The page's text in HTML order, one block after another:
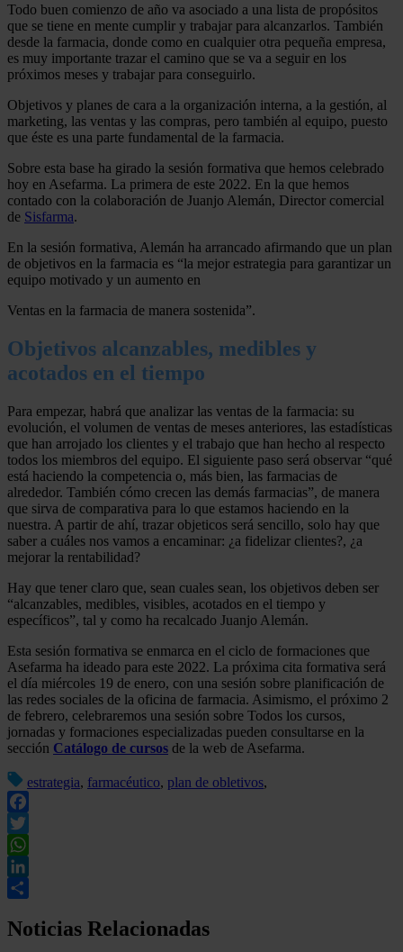
Todo buen comienzo de año va asociado a una lista de propósitos
que se tiene en mente cumplir y trabajar para alcanzarlos. También
desde la farmacia, donde como en cualquier otra pequeña empresa,
es muy importante trazar el camino que se va a seguir en los
próximos meses y trabajar para conseguirlo.
Objetivos y planes de cara a la organización interna, a la gestión, al
marketing, las ventas y las compras, pero también al equipo, puesto
que éste es una parte fundamental de la farmacia.
Sobre esta base ha girado la sesión formativa que hemos celebrado
hoy en Asefarma. La primera de este 2022. En la que hemos
contado con la colaboración de Juanjo Alemán, Director comercial
de Sisfarma.
En la sesión formativa, Alemán ha arrancado afirmando que un plan
de objetivos en la farmacia es “la mejor estrategia para garantizar un
equipo motivado y un aumento en
Ventas en la farmacia de manera sostenida”.
Objetivos alcanzables, medibles y
acotados en el tiempo
Para empezar, habrá que analizar las ventas de la farmacia: su
evolución, el volumen de ventas de meses anteriores, las estadísticas
que han arrojado los clientes y el trabajo que han hecho al respecto
todos los miembros del equipo. El siguiente paso será observar “qué
está haciendo la competencia o, más bien, las farmacias de
alrededor. También cómo crecen las demás farmacias”, de manera
que sirva de comparativa para lo que estamos haciendo en la
nuestra. A partir de ahí, trazar objeticos será sencillo, solo hay que
saber a cuáles nos vamos a encaminar: ¿a fidelizar clientes?, ¿a
mejorar la rentabilidad?
Hay que tener claro que, sean cuales sean, los objetivos deben ser
“alcanzables, medibles, visibles, acotados en el tiempo y
específicos”, tal y como ha recalcado Juanjo Alemán.
Esta sesión formativa se enmarca en el ciclo de formaciones que
Asefarma ha ideado para este 2022. La próxima cita formativa será
el día miércoles 19 de enero, con una sesión sobre planificación de
las redes sociales de la oficina de farmacia. Asimismo, el próximo 2
de febrero, celebraremos una sesión sobre Todos los cursos,
jornadas y formaciones especializadas pueden consultarse en la
sección Catálogo de cursos de la web de Asefarma.
estrategia, farmacéutico, plan de obletivos,
Facebook
Twitter
WhatsApp
LinkedIn
Noticias Relacionadas